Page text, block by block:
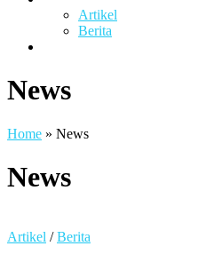
Artikel
Berita
News
Home » News
News
Artikel /Berita